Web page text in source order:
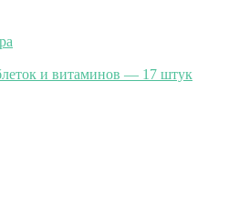
и витаминов — 17 штук